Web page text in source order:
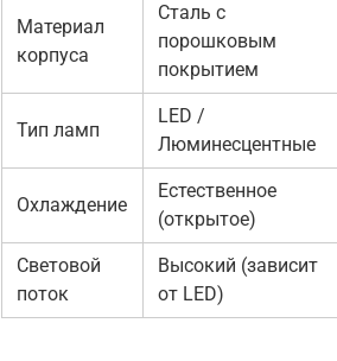
Материал
корпуса
Сталь с
порошковым
покрытием
Тип ламп
LED /
Люминесцентные
Охлаждение
Естественное
(открытое)
Световой
поток
Высокий (зависит
от LED)